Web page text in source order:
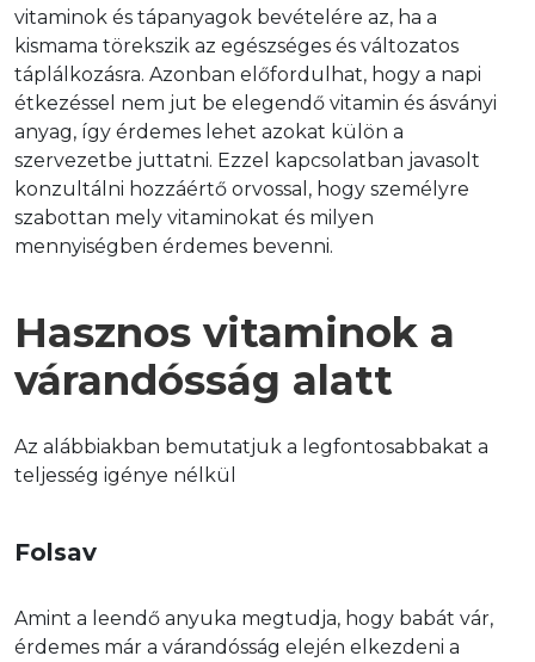
vitaminok és tápanyagok bevételére az, ha a
kismama törekszik az egészséges és változatos
táplálkozásra. Azonban előfordulhat, hogy a napi
étkezéssel nem jut be elegendő vitamin és ásványi
anyag, így érdemes lehet azokat külön a
szervezetbe juttatni. Ezzel kapcsolatban javasolt
konzultálni hozzáértő orvossal, hogy személyre
szabottan mely vitaminokat és milyen
mennyiségben érdemes bevenni.
Hasznos vitaminok a
várandósság alatt
Az alábbiakban bemutatjuk a legfontosabbakat a
teljesség igénye nélkül
Folsav
Amint a leendő anyuka megtudja, hogy babát vár,
érdemes már a várandósság elején elkezdeni a